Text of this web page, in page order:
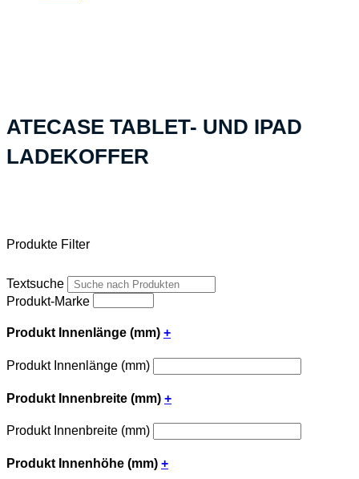
ATECASE TABLET- UND IPAD
LADEKOFFER
Produkte Filter
Textsuche
Produkt-Marke
Produkt Innenlänge (mm) +
Produkt Innenlänge (mm)
Produkt Innenbreite (mm) +
Produkt Innenbreite (mm)
Produkt Innenhöhe (mm) +